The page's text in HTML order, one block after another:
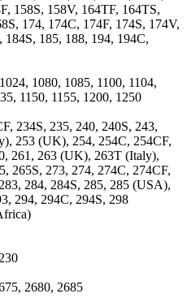
158S, 158V, 164TF, 164TS,
174, 174C, 174F, 174S, 174V,
184S, 185, 188, 194, 194C,
1080, 1085, 1100, 1104,
1150, 1155, 1200, 1250
234S, 235, 240, 240S, 243,
253 (UK), 254, 254C, 254CF,
261, 263 (UK), 263T (Italy),
265S, 273, 274, 274C, 274CF,
284, 284S, 285, 285 (USA),
294, 294C, 294S, 298
Africa)
2680, 2685